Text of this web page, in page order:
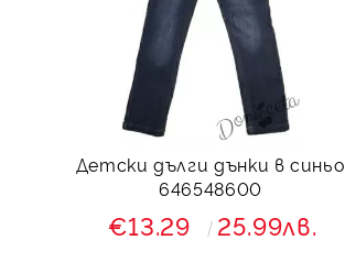
Детски дълги дънки в синьо
646548600
€13.29 25.99лв.